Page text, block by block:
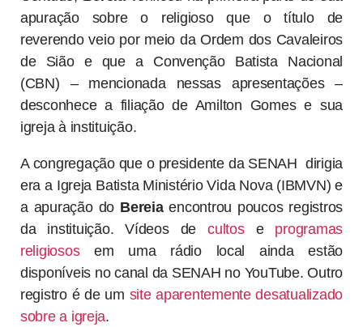
apuração sobre o religioso que o título de
reverendo veio por meio da Ordem dos Cavaleiros
de Sião e que a Convenção Batista Nacional
(CBN) – mencionada nessas apresentações –
desconhece a filiação de Amilton Gomes e sua
igreja à instituição.
A congregação que o presidente da SENAH dirigia
era a Igreja Batista Ministério Vida Nova (IBMVN) e
a apuração do Bereiaencontrou poucos registros
da instituição. Vídeos decultose programas
religiososem uma rádio local ainda estão
disponíveis no canal da SENAH no YouTube. Outro
registro é de um site aparentemente desatualizado
sobre a igreja.